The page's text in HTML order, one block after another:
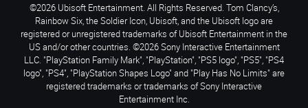
©2026 Ubisoft Entertainment. All Rights Reserved. Tom Clancy’s,
Rainbow Six, the Soldier Icon, Ubisoft, and the Ubisoft logo are
registered or unregistered trademarks of Ubisoft Entertainment in the
US and/or other countries. ©2026 Sony Interactive Entertainment
LLC. "PlayStation Family Mark", "PlayStation", "PS5 logo", "PS5", "PS4
logo", "PS4", "PlayStation Shapes Logo" and "Play Has No Limits" are
registered trademarks or trademarks of Sony Interactive
Entertainment Inc.